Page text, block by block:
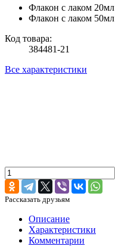
Флакон с лаком 20мл
Флакон с лаком 50мл
Код товара:
384481-21
Все характеристики
Рассказать друзьям
Описание
Характеристики
Комментарии